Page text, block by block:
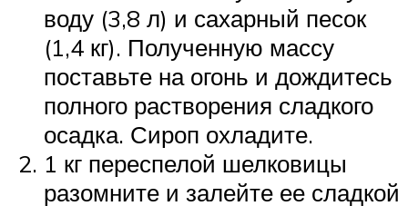
воду (3,8 л) и сахарный песок
(1,4 кг). Полученную массу
поставьте на огонь и дождитесь
полного растворения сладкого
осадка. Сироп охладите.
1 кг переспелой шелковицы
разомните и залейте ее сладкой